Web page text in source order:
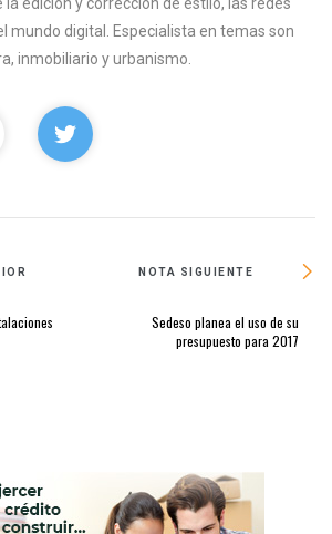
edición y corrección de estilo, las redes
mundo digital. Especialista en temas son
inmobiliario y urbanismo.
NOTA SIGUIENTE
Sedeso planea el uso de su
presupuesto para 2017